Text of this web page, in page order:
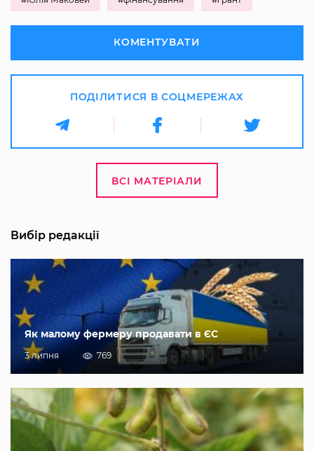
КОМЕНТУВАТИ
ПОДІЛИТИСЯ В СОЦМЕРЕЖАХ
ВСІ МАТЕРІАЛИ
Вибір редакції
Як малому фермеру продавати в ЄС
3 липня 769